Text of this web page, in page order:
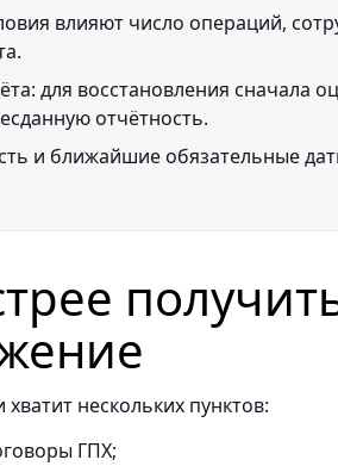
влияют число операций,
для восстановления сначала
отчётность.
и ближайшие обязательные
нескольких пунктов:
ГПХ;